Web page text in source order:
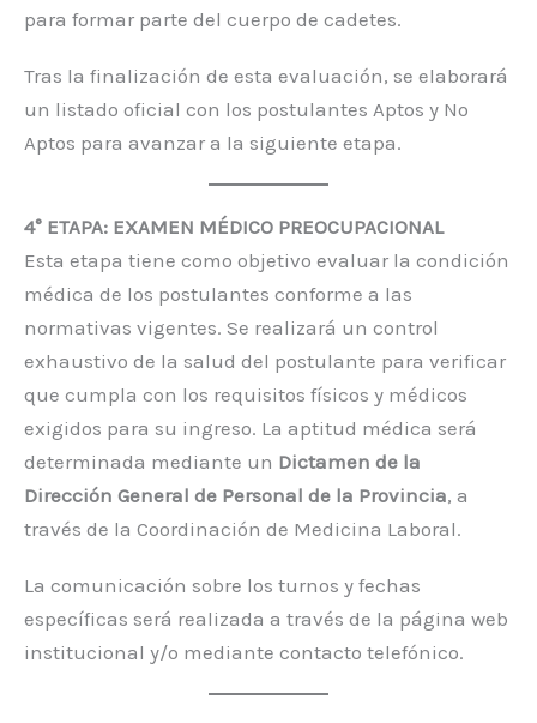
para formar parte del cuerpo de cadetes.
Tras la finalización de esta evaluación, se elaborará
un listado oficial con los postulantes Aptos y No
Aptos para avanzar a la siguiente etapa.
4° ETAPA: EXAMEN MÉDICO PREOCUPACIONAL
Esta etapa tiene como objetivo evaluar la condición
médica de los postulantes conforme a las
normativas vigentes. Se realizará un control
exhaustivo de la salud del postulante para verificar
que cumpla con los requisitos físicos y médicos
exigidos para su ingreso. La aptitud médica será
determinada mediante un Dictamen de la
Dirección General de Personal de la Provincia, a
través de la Coordinación de Medicina Laboral.
La comunicación sobre los turnos y fechas
específicas será realizada a través de la página web
institucional y/o mediante contacto telefónico.